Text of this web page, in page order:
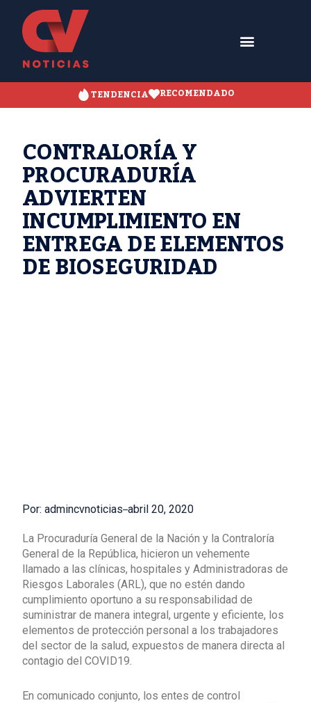
TENDENCIA RECOMENDADO
CONTRALORÍA Y
PROCURADURÍA
ADVIERTEN
INCUMPLIMIENTO EN
ENTREGA DE ELEMENTOS
DE BIOSEGURIDAD
Por: admincvnoticias abril 20, 2020
La Procuraduría General de la Nación y la Contraloría
General de la República, hicieron un vehemente
llamado a las clínicas, hospitales y Administradoras de
Riesgos Laborales (ARL), que no estén dando
cumplimiento oportuno a su responsabilidad de
suministrar de manera integral, urgente y eficiente, los
elementos de protección personal a los trabajadores
del sector de la salud, expuestos de manera directa al
contagio del COVID19.
En comunicado conjunto, los entes de control